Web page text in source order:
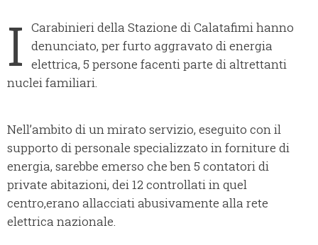
I Carabinieri della Stazione di Calatafimi hanno
denunciato, per furto aggravato di energia
elettrica, 5 persone facenti parte di altrettanti
nuclei familiari.
Nell’ambito di un mirato servizio, eseguito con il
supporto di personale specializzato in forniture di
energia, sarebbe emerso che ben 5 contatori di
private abitazioni, dei 12 controllati in quel
centro,erano allacciati abusivamente alla rete
elettrica nazionale.